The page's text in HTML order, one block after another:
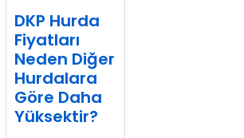
DKP Hurda
Fiyatları
Neden Diğer
Hurdalara
Göre Daha
Yüksektir?